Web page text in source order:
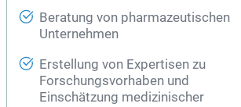
Beratung von pharmazeutischen
Unternehmen
Erstellung von Expertisen zu
Forschungsvorhaben und
Einschätzung medizinischer